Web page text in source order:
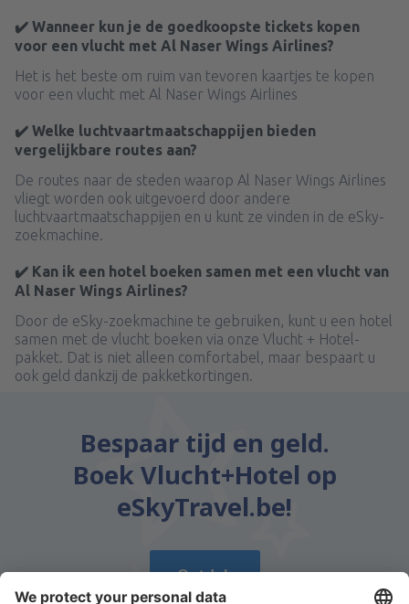
✔️ Wanneer kun je de goedkoopste tickets kopen
voor een vlucht met Al Naser Wings Airlines?
Het is het beste om ruim van tevoren kaartjes te kopen
voor een vlucht met Al Naser Wings Airlines
✔️ Welke luchtvaartmaatschappijen bieden
vergelijkbare routes aan?
De routes naar de steden waarop Al Naser Wings Airlines
vliegt worden ook uitgevoerd door andere
luchtvaartmaatschappijen en u kunt ze vinden in de eSky-
zoekmachine.
✔️ Kan ik een hotel boeken samen met een vlucht van
Al Naser Wings Airlines?
Door de eSky-zoekmachine te gebruiken, kunt u een hotel
samen met de vlucht boeken via onze Vlucht + Hotel-
pakket. Dat is niet alleen comfortabel, maar bespaart u
ook geld dankzij de pakketkortingen.
Bespaar tijd en geld.
Boek Vlucht+Hotel op
eSkyTravel.be!
Ontdek